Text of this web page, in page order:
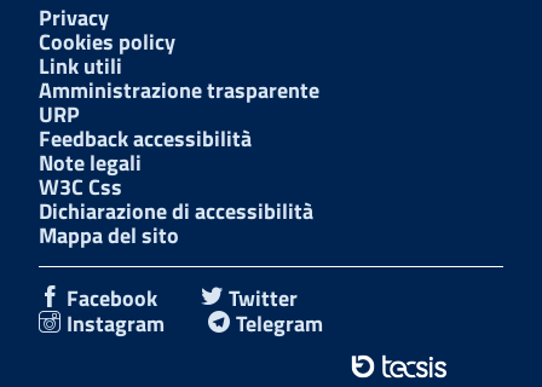
Privacy
Cookies policy
Link utili
Amministrazione trasparente
URP
Feedback accessibilità
Note legali
W3C Css
Dichiarazione di accessibilità
Mappa del sito
Facebook
Twitter
Instagram Telegram